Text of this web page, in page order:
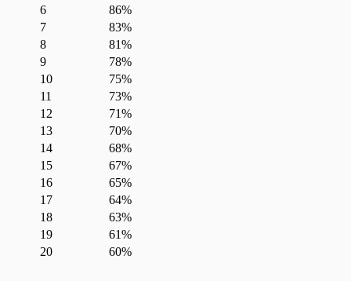
6
86%
7
83%
8
81%
9
78%
10
75%
11
73%
12
71%
13
70%
14
68%
15
67%
16
65%
17
64%
18
63%
19
61%
20
60%